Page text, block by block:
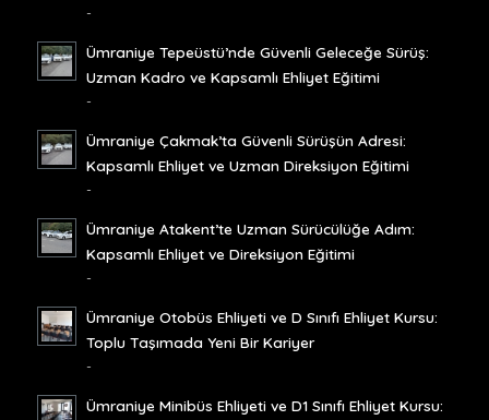
-
Ümraniye Tepeüstü’nde Güvenli Geleceğe Sürüş:
Uzman Kadro ve Kapsamlı Ehliyet Eğitimi
-
Ümraniye Çakmak’ta Güvenli Sürüşün Adresi:
Kapsamlı Ehliyet ve Uzman Direksiyon Eğitimi
-
Ümraniye Atakent’te Uzman Sürücülüğe Adım:
Kapsamlı Ehliyet ve Direksiyon Eğitimi
-
Ümraniye Otobüs Ehliyeti ve D Sınıfı Ehliyet Kursu:
Toplu Taşımada Yeni Bir Kariyer
-
Ümraniye Minibüs Ehliyeti ve D1 Sınıfı Ehliyet Kursu: